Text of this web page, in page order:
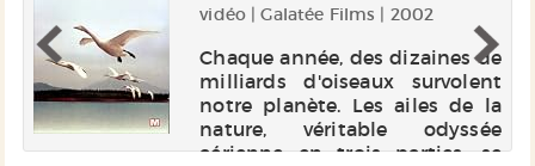
vidéo | Galatée Films | 2002
Chaque année, des dizaines de
milliards d'oiseaux survolent
notre planète. Les ailes de la
nature, véritable odyssée
aérienne en trois parties, se